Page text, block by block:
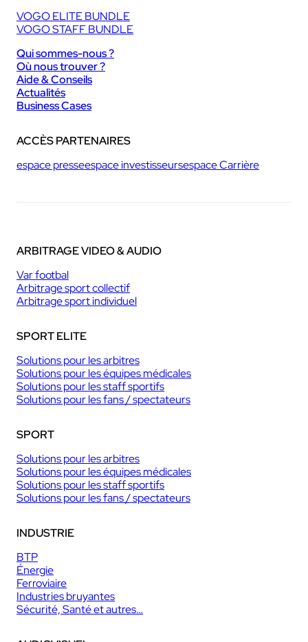
VOGO ELITE BUNDLE
VOGO STAFF BUNDLE
Qui sommes-nous ?
Où nous trouver ?
Aide & Conseils
Actualités
Business Cases
ACCÈS PARTENAIRES
espace presseespace investisseursespace Carrière
ARBITRAGE VIDEO & AUDIO
Var footbal
Arbitrage sport collectif
Arbitrage sport individuel
SPORT ELITE
Solutions pour les arbitres
Solutions pour les équipes médicales
Solutions pour les staff sportifs
Solutions pour les fans / spectateurs
SPORT
Solutions pour les arbitres
Solutions pour les équipes médicales
Solutions pour les staff sportifs
Solutions pour les fans / spectateurs
INDUSTRIE
BTP
Énergie
Ferroviaire
Industries bruyantes
Sécurité, Santé et autres…